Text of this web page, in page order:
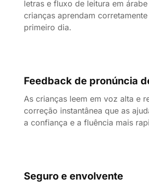
letras e fluxo de leitura em
crianças aprendam
primeiro dia.
Feedback de pronúncia
As crianças leem em voz alta e
correção instantânea que as
a confiança e a fluência mais
Seguro e envolvente